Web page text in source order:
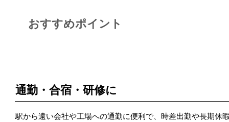
おすすめポイント
通勤・合宿・研修に
駅から遠い会社や工場への通勤に便利で、時差出勤や長期休